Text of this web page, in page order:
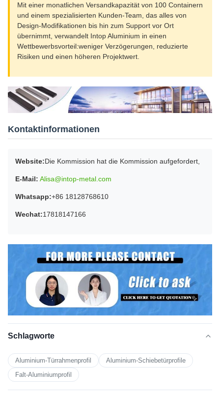
Mit einer monatlichen Versandkapazität von 100 Containern
und einem spezialisierten Kunden-Team, das alles von
Design-Modifikationen bis hin zum Support vor Ort
übernimmt, verwandelt Intop Aluminium in einen
Wettbewerbsvorteil:weniger Verzögerungen, reduzierte
Risiken und einen höheren Projektwert.
Kontaktinformationen
Website:Die Kommission hat die Kommission aufgefordert,
E-Mail: Alisa@intop-metal.com
Whatsapp:+86 18128768610
Wechat:17818147166
Schlagworte
Aluminium-Türrahmenprofil
Aluminium-Schiebetürprofile
Falt-Aluminiumprofil